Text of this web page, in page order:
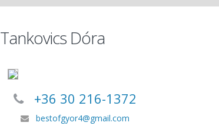
Tankovics Dóra
+36 30 216-1372
bestofgyor4@gmail.com